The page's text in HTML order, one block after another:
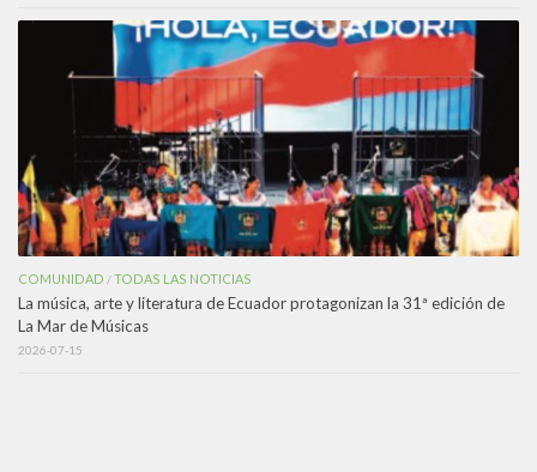
COMUNIDAD /TODAS LAS NOTICIAS
La música, arte y literatura de Ecuador protagonizan la 31ª edición de
La Mar de Músicas
2026-07-15